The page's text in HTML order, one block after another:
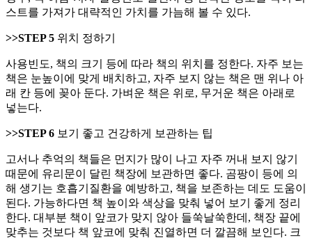
스트를 가져가 대략적인 가치를 가늠해 볼 수 있다.
>>STEP 5 위치 정하기
사용빈도, 책의 크기 등에 따라 책의 위치를 정한다. 자주 보는
책은 눈높이에 맞게 배치하고, 자주 보지 않는 책은 맨 위나 아
래 칸 등에 꽂아 둔다. 가벼운 책은 위로, 무거운 책은 아래로
넣는다.
>>STEP 6 보기 좋고 건강하게 보관하는 팁
고서나 추억의 책들은 먼지가 많이 나고 자주 꺼내 보지 않기
때문에 유리문이 달린 책장에 보관하면 좋다. 곰팡이 등에 의
해 생기는 호흡기질환을 예방하고, 책을 보존하는 데도 도움이
된다. 가능하다면 책 높이와 색상을 맞춰 넣어 보기 좋게 정리
한다. 대부분 책이 앞코가 맞지 않아 들쑥날쑥한데, 책장 끝에
맞추는 것보다 책 앞코에 맞춰 진열하면 더 깔끔해 보인다. 크